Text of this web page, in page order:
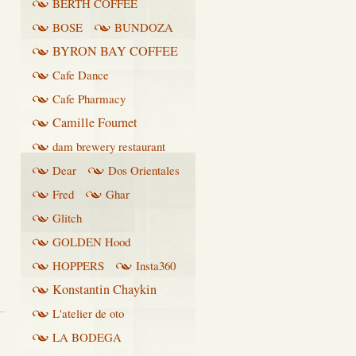
BERTH COFFEE
BOSE
BUNDOZA
BYRON BAY COFFEE
Cafe Dance
Cafe Pharmacy
Camille Fournet
dam brewery restaurant
Dear
Dos Orientales
Fred
Ghar
Glitch
GOLDEN Hood
HOPPERS
Insta360
Konstantin Chaykin
L'atelier de oto
LA BODEGA